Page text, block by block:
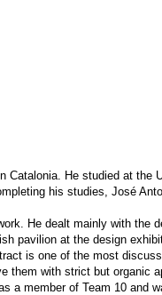
Catalonia. He studied at the
his studies, José
He dealt mainly with the
pavilion at the design
is one of the most
them with strict but organic
a member of Team 10 and